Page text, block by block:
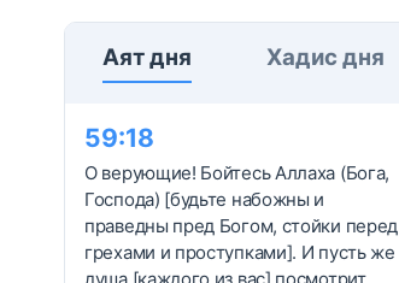
Аят дня Хадис дня
59:18
О верующие! Бойтесь Аллаха (Бога,
Господа) [будьте набожны и
праведны пред Богом, стойки перед
грехами и проступками]. И пусть же